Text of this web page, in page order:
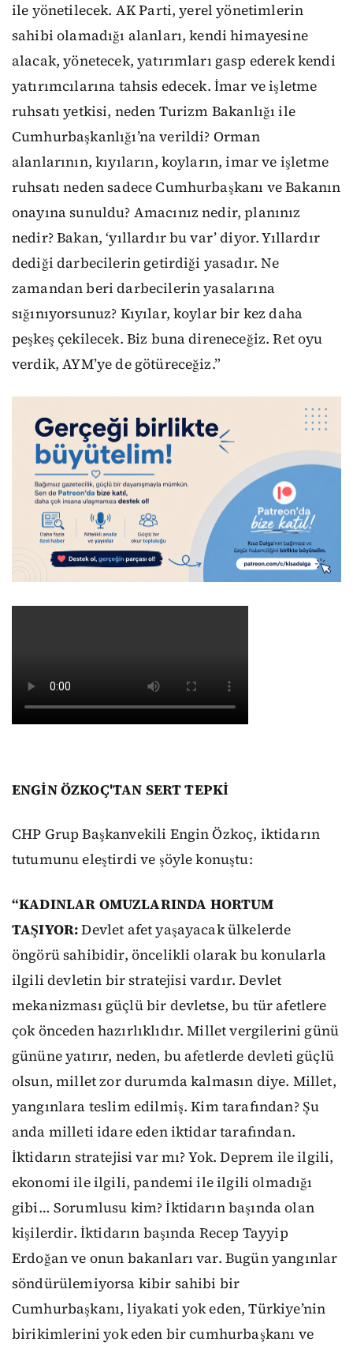
ile yönetilecek. AK Parti, yerel yönetimlerin
sahibi olamadığı alanları, kendi himayesine
alacak, yönetecek, yatırımları gasp ederek kendi
yatırımcılarına tahsis edecek. İmar ve işletme
ruhsatı yetkisi, neden Turizm Bakanlığı ile
Cumhurbaşkanlığı’na verildi? Orman
alanlarının, kıyıların, koyların, imar ve işletme
ruhsatı neden sadece Cumhurbaşkanı ve Bakanın
onayına sunuldu? Amacınız nedir, planınız
nedir? Bakan, ‘yıllardır bu var’ diyor. Yıllardır
dediği darbecilerin getirdiği yasadır. Ne
zamandan beri darbecilerin yasalarına
sığınıyorsunuz? Kıyılar, koylar bir kez daha
peşkeş çekilecek. Biz buna direneceğiz. Ret oyu
verdik, AYM’ye de götüreceğiz.”
ENGİN ÖZKOÇ'TAN SERT TEPKİ
CHP Grup Başkanvekili Engin Özkoç, iktidarın
tutumunu eleştirdi ve şöyle konuştu:
“KADINLAR OMUZLARINDA HORTUM
TAŞIYOR:Devlet afet yaşayacak ülkelerde
öngörü sahibidir, öncelikli olarak bu konularla
ilgili devletin bir stratejisi vardır. Devlet
mekanizması güçlü bir devletse, bu tür afetlere
çok önceden hazırlıklıdır. Millet vergilerini günü
gününe yatırır, neden, bu afetlerde devleti güçlü
olsun, millet zor durumda kalmasın diye. Millet,
yangınlara teslim edilmiş. Kim tarafından? Şu
anda milleti idare eden iktidar tarafından.
İktidarın stratejisi var mı? Yok. Deprem ile ilgili,
ekonomi ile ilgili, pandemi ile ilgili olmadığı
gibi… Sorumlusu kim? İktidarın başında olan
kişilerdir. İktidarın başında Recep Tayyip
Erdoğan ve onun bakanları var. Bugün yangınlar
söndürülemiyorsa kibir sahibi bir
Cumhurbaşkanı, liyakati yok eden, Türkiye’nin
birikimlerini yok eden bir cumhurbaşkanı ve